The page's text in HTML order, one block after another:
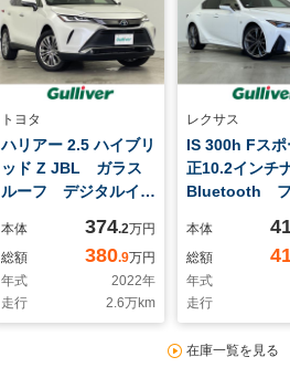
トヨタ
ハリアー 2.5 ハイブリ
ッド Z JBL ガラス
ルーフ デジタルイン
スプレイオーディオ
Bluetooth フルセグ
TV ビルトイン
ETC2.0 ブラインド
スポットモニター 前
本体 374.2万円
総額
380.9万円
年式
2022年
走行
2.6万km
レクサス
IS 300h Fスポ
正10.2イン
Bluetooth フ
トヒーター
ート 本革巻
リング ステ
ヒーター パ
ト ドライブ
ー LEDヘッ
本体
総額
年式
走行
在庫一覧を見る